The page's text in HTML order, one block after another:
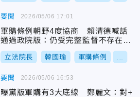
要聞
軍購條例朝野4度協商 賴清德喊話
通過政院版：仍受完整監督不存在黑
箱
立法院長 韓國瑜 軍購條例
2026/05/06 17:01
要聞
曝黨版軍購有3大底線 鄭麗文：對+
2026/05/06 16:53